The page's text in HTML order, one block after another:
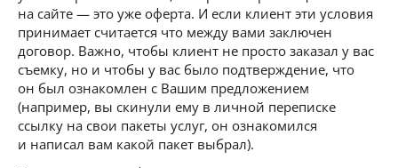
на сайте — это уже оферта. И если клиент эти условия
принимает считается что между вами заключен
договор. Важно, чтобы клиент не просто заказал у вас
съемку, но и чтобы у вас было подтверждение, что
он был ознакомлен с Вашим предложением
(например, вы скинули ему в личной переписке
ссылку на свои пакеты услуг, он ознакомился
и написал вам какой пакет выбрал).